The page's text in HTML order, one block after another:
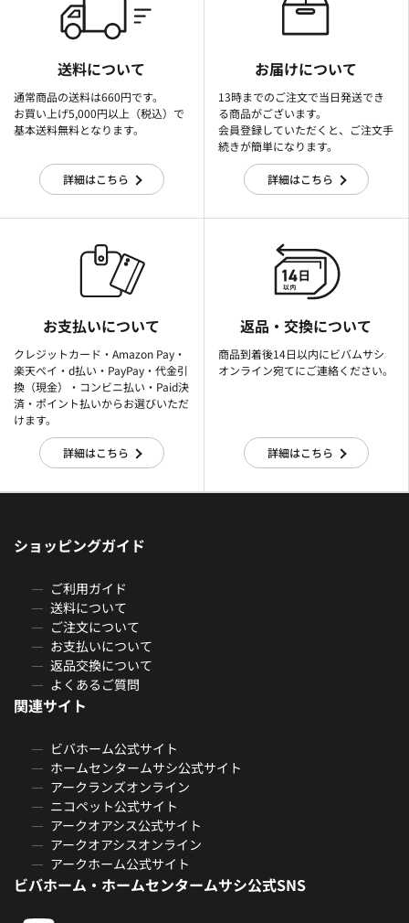
送料について
通常商品の送料は660円です。
お買い上げ5,000円以上（税込）で
基本送料無料となります。
詳細はこちら
お届けについて
13時までのご注文で当日発送でき
る商品がございます。
会員登録していただくと、ご注文手
続きが簡単になります。
詳細はこちら
お支払いについて
クレジットカード・Amazon Pay・
楽天ぺイ・d払い・PayPay・代金引
換（現金）・コンビニ払い・Paid決
済・ポイント払いからお選びいただ
けます。
詳細はこちら
返品・交換について
商品到着後14日以内にビバムサシ
オンライン宛てにご連絡ください。
詳細はこちら
ショッピングガイド
ご利用ガイド
送料について
ご注文について
お支払いについて
返品交換について
よくあるご質問
関連サイト
ビバホーム公式サイト
ホームセンタームサシ公式サイト
アークランズオンライン
ニコペット公式サイト
アークオアシス公式サイト
アークオアシスオンライン
アークホーム公式サイト
ビバホーム・ホームセンタームサシ公式SNS